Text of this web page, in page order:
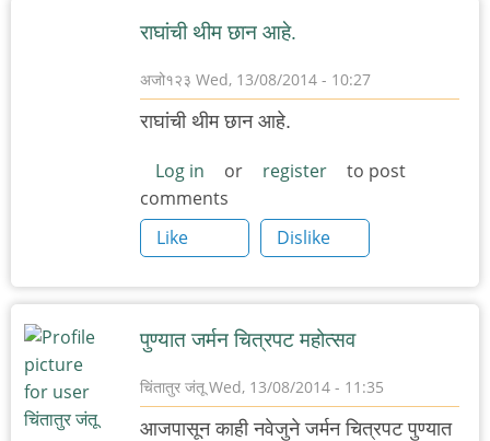
राघांची थीम छान आहे.
अजो१२३ Wed, 13/08/2014 - 10:27
राघांची थीम छान आहे.
Log in or register
to post
comments
Like
Dislike
पुण्यात जर्मन चित्रपट महोत्सव
चिंतातुर जंतू Wed, 13/08/2014 - 11:35
आजपासून काही नवेजुने जर्मन चित्रपट पुण्यात